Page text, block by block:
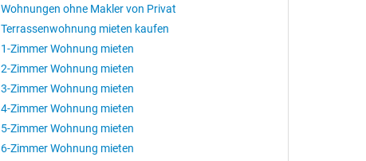
Wohnungen ohne Makler von Privat
Terrassenwohnung mieten kaufen
1-Zimmer Wohnung mieten
2-Zimmer Wohnung mieten
3-Zimmer Wohnung mieten
4-Zimmer Wohnung mieten
5-Zimmer Wohnung mieten
6-Zimmer Wohnung mieten